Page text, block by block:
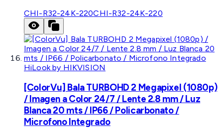
CHI-R32-24K-220CHI-R32-24K-220
HiLook by HIKVISION
[ColorVu] Bala TURBOHD 2 Megapixel (1080p)
/ Imagen a Color 24/7 / Lente 2.8 mm / Luz
Blanca 20 mts / IP66 / Policarbonato /
Microfono Integrado